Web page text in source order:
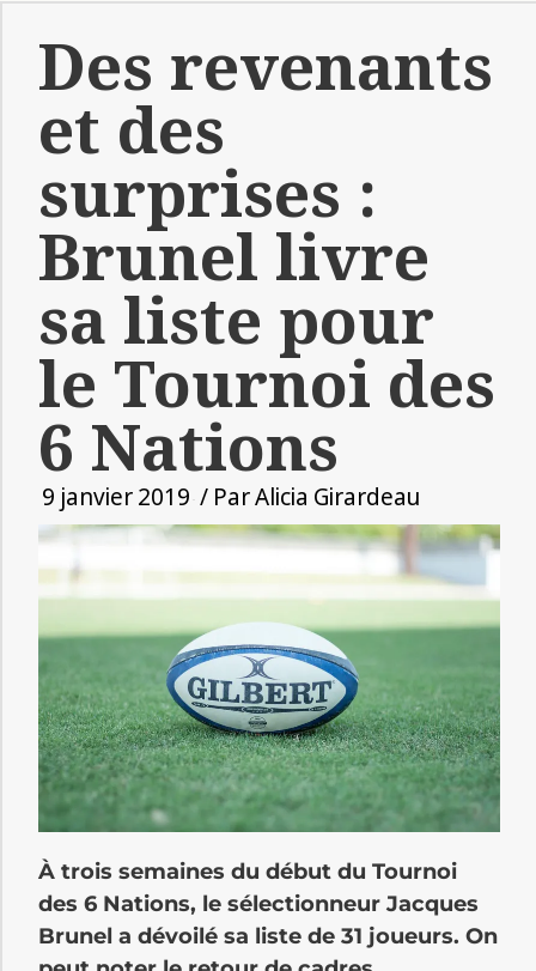
Des revenants
et des
surprises :
Brunel livre
sa liste pour
le Tournoi des
6 Nations
9 janvier 2019 / ParAlicia Girardeau
À trois semaines du début du Tournoi
des 6 Nations, le sélectionneur Jacques
Brunel a dévoilé sa liste de 31 joueurs. On